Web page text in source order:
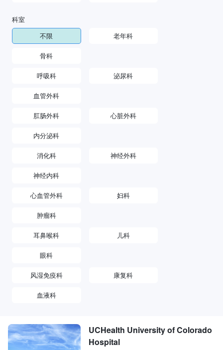
科室
不限
老年科
骨科
呼吸科 泌尿科
血管外科
肛肠外科 心脏外科
内分泌科
消化科 神经外科
神经内科
心血管外科 妇科
肿瘤科
耳鼻喉科 儿科
眼科
风湿免疫科 康复科
血液科
UCHealth University of Colorado
Hospital